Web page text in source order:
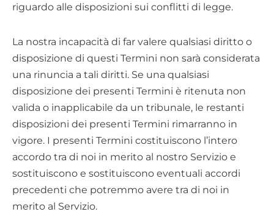
riguardo alle disposizioni sui conflitti di legge.
La nostra incapacità di far valere qualsiasi diritto o
disposizione di questi Termini non sarà considerata
una rinuncia a tali diritti. Se una qualsiasi
disposizione dei presenti Termini è ritenuta non
valida o inapplicabile da un tribunale, le restanti
disposizioni dei presenti Termini rimarranno in
vigore. I presenti Termini costituiscono l’intero
accordo tra di noi in merito al nostro Servizio e
sostituiscono e sostituiscono eventuali accordi
precedenti che potremmo avere tra di noi in
merito al Servizio.